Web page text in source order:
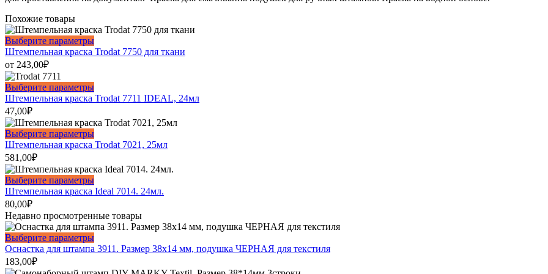
Похожие товары
Выберите параметрыЭтот
товар
вариаций.
Опции
можно
выбрать
на
странице
товара.
Штемпельная краска Trodat 7750 для ткани
от 243,00₽
Выберите параметрыЭтот
товар
несколько
вариаций.
Опции
можно
выбрать
на
странице
товара.
Штемпельная краска Trodat 7711 IDEAL, 24мл
47,00₽
Выберите параметрыЭтот
товар
несколько
вариаций.
Опции
можно
на
странице
товара.
Штемпельная краска Trodat 7021, 25мл
581,00₽
Выберите параметрыЭтот
товар
несколько
вариаций.
Опции
можно
выбрать
Штемпельная краска Ideal 7014. 24мл.
80,00₽
Недавно просмотренные товары
Выберите параметрыЭтот
товар
несколько
Оснастка для штампа 3911. Размер 38х14 мм, подушка ЧЕРНАЯ для текстиля
183,00₽